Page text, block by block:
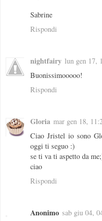
Sabrine
Rispondi
nightfairy lun gen 17,
Buonissimooooo!
Rispondi
Gloria mar gen 18,
Ciao Jristel io sono
oggi ti seguo :)
se ti va ti aspetto da
ciao
Rispondi
Anonimo sab giu 04,